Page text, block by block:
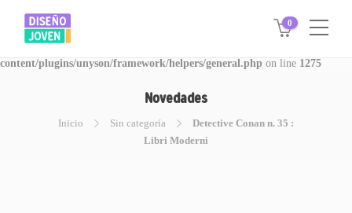
Warning: Invalid argument supplied for foreach() in
/www/disegnojoven.com.ar/htdocs/wp-
content/plugins/unyson/framework/helpers/general.php on line 1275
0
Novedades
Inicio Sin categoría
Detective Conan n. 35 :
Libri Moderni